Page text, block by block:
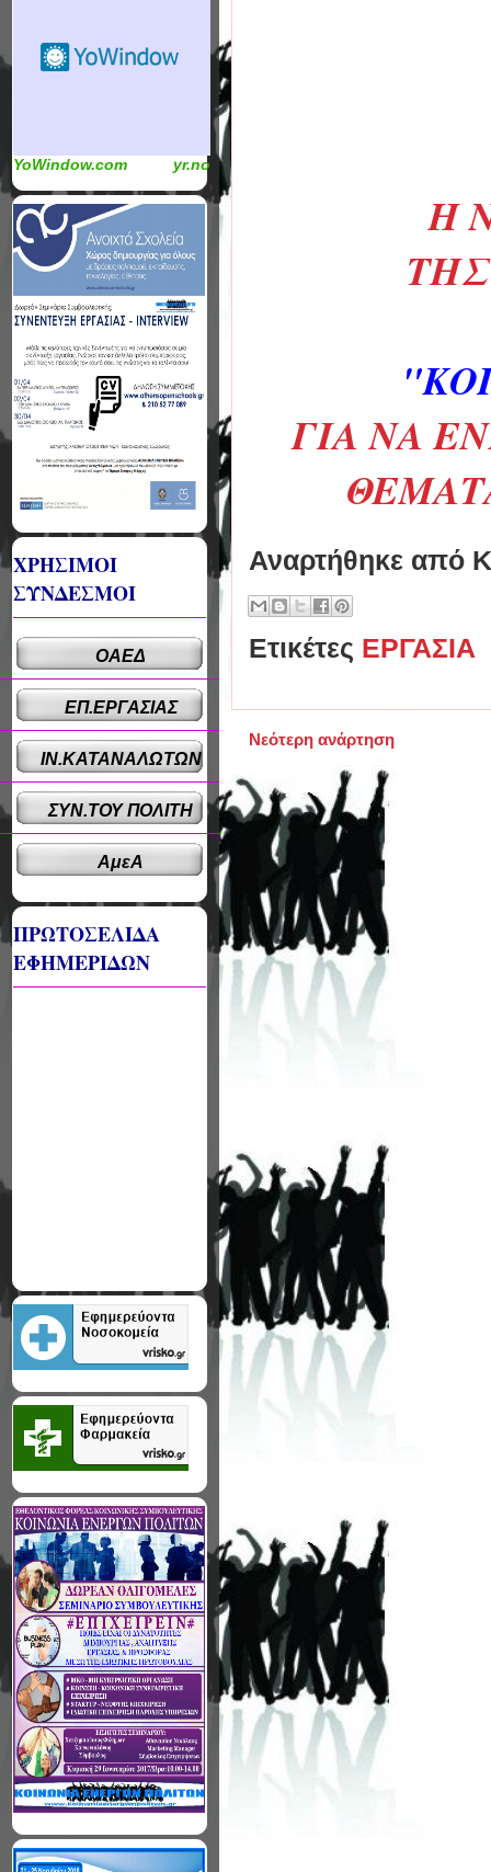
Η
ΓΙΑ ΝΑ
Αναρτήθηκε από
Ετικέτες ΕΡΓΑΣΙΑ
Νεότερη ανάρτηση
YoWindow.com yr.no
ΧΡΗΣΙΜΟΙ
ΣΥΝΔΕΣΜΟΙ
ΟΑΕΔ
ΕΠ.ΕΡΓΑΣΙΑΣ
ΙΝ.ΚΑΤΑΝΑΛΩΤΩΝ
ΣΥΝ.ΤΟΥ ΠΟΛΙΤΗ
ΑμεΑ
ΠΡΩΤΟΣΕΛΙΔΑ
ΕΦΗΜΕΡΙΔΩΝ